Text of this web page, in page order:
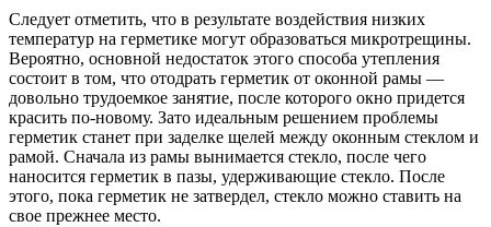
Следует отметить, что в результате воздействия низких
температур на герметике могут образоваться микротрещины.
Вероятно, основной недостаток этого способа утепления
состоит в том, что отодрать герметик от оконной рамы —
довольно трудоемкое занятие, после которого окно придется
красить по-новому. Зато идеальным решением проблемы
герметик станет при заделке щелей между оконным стеклом и
рамой. Сначала из рамы вынимается стекло, после чего
наносится герметик в пазы, удерживающие стекло. После
этого, пока герметик не затвердел, стекло можно ставить на
свое прежнее место.